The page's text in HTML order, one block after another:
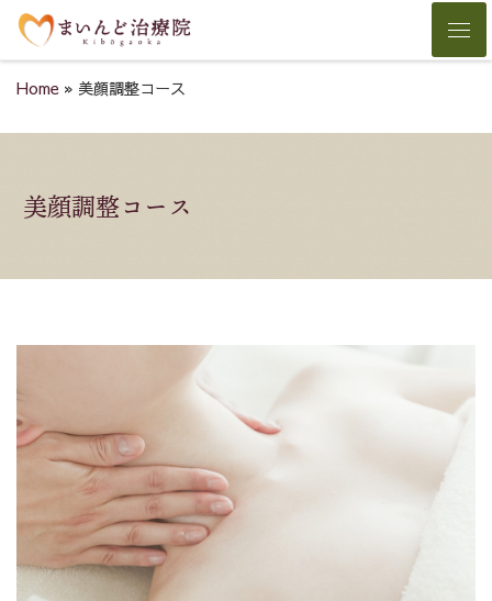
Skip to content
Home » 美顔調整コース
美顔調整コース